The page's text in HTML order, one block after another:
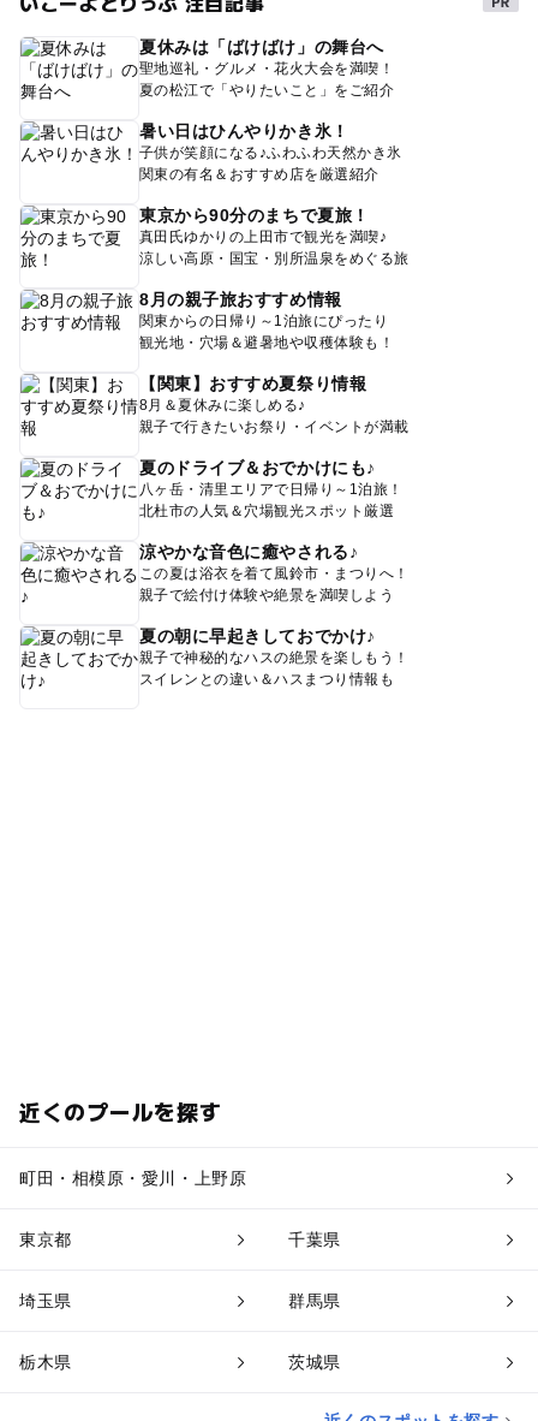
夏休みは「ばけばけ」の舞台へ
聖地巡礼・グルメ・花火大会を満喫！
夏の松江で「やりたいこと」をご紹介
暑い日はひんやりかき氷！
子供が笑顔になる♪ふわふわ天然かき氷
関東の有名＆おすすめ店を厳選紹介
東京から90分のまちで夏旅！
真田氏ゆかりの上田市で観光を満喫♪
涼しい高原・国宝・別所温泉をめぐる旅
8月の親子旅おすすめ情報
関東からの日帰り～1泊旅にぴったり
観光地・穴場＆避暑地や収穫体験も！
【関東】おすすめ夏祭り情報
8月＆夏休みに楽しめる♪
親子で行きたいお祭り・イベントが満載
夏のドライブ＆おでかけにも♪
八ヶ岳・清里エリアで日帰り～1泊旅！
北杜市の人気＆穴場観光スポット厳選
涼やかな音色に癒やされる♪
この夏は浴衣を着て風鈴市・まつりへ！
親子で絵付け体験や絶景を満喫しよう
夏の朝に早起きしておでかけ♪
親子で神秘的なハスの絶景を楽しもう！
スイレンとの違い＆ハスまつり情報も
近くのプールを探す
町田・相模原・愛川・上野原
東京都 千葉県
埼玉県 群馬県
栃木県 茨城県